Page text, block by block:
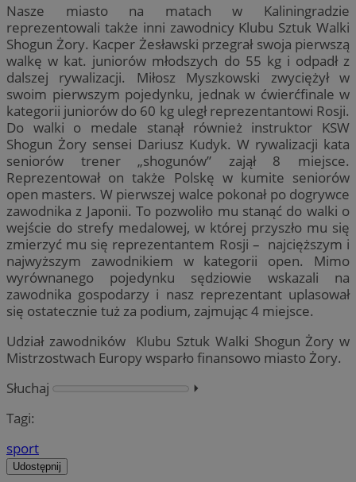
Nasze miasto na matach w Kaliningradzie
reprezentowali także inni zawodnicy Klubu Sztuk Walki
Shogun Żory. Kacper Żesławski przegrał swoja pierwszą
walkę w kat. juniorów młodszych do 55 kg i odpadł z
dalszej rywalizacji. Miłosz Myszkowski zwyciężył w
swoim pierwszym pojedynku, jednak w ćwierćfinale w
kategorii juniorów do 60 kg uległ reprezentantowi Rosji.
Do walki o medale stanął również instruktor KSW
Shogun Żory sensei Dariusz Kudyk. W rywalizacji kata
seniorów trener „shogunów” zajął 8 miejsce.
Reprezentował on także Polskę w kumite seniorów
open masters. W pierwszej walce pokonał po dogrywce
zawodnika z Japonii. To pozwoliło mu stanąć do walki o
wejście do strefy medalowej, w której przyszło mu się
zmierzyć mu się reprezentantem Rosji – najcięższym i
najwyższym zawodnikiem w kategorii open. Mimo
wyrównanego pojedynku sędziowie wskazali na
zawodnika gospodarzy i nasz reprezentant uplasował
się ostatecznie tuż za podium, zajmując 4 miejsce.
Udział zawodników Klubu Sztuk Walki Shogun Żory w
Mistrzostwach Europy wsparło finansowo miasto Żory.
Słuchaj
⏵︎
Tagi:
sport
Udostępnij